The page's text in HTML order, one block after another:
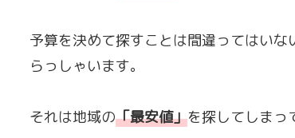
予算を決めて探すことは間違ってはい
らっしゃいます。
それは地域の「最安値」を探してしまっ